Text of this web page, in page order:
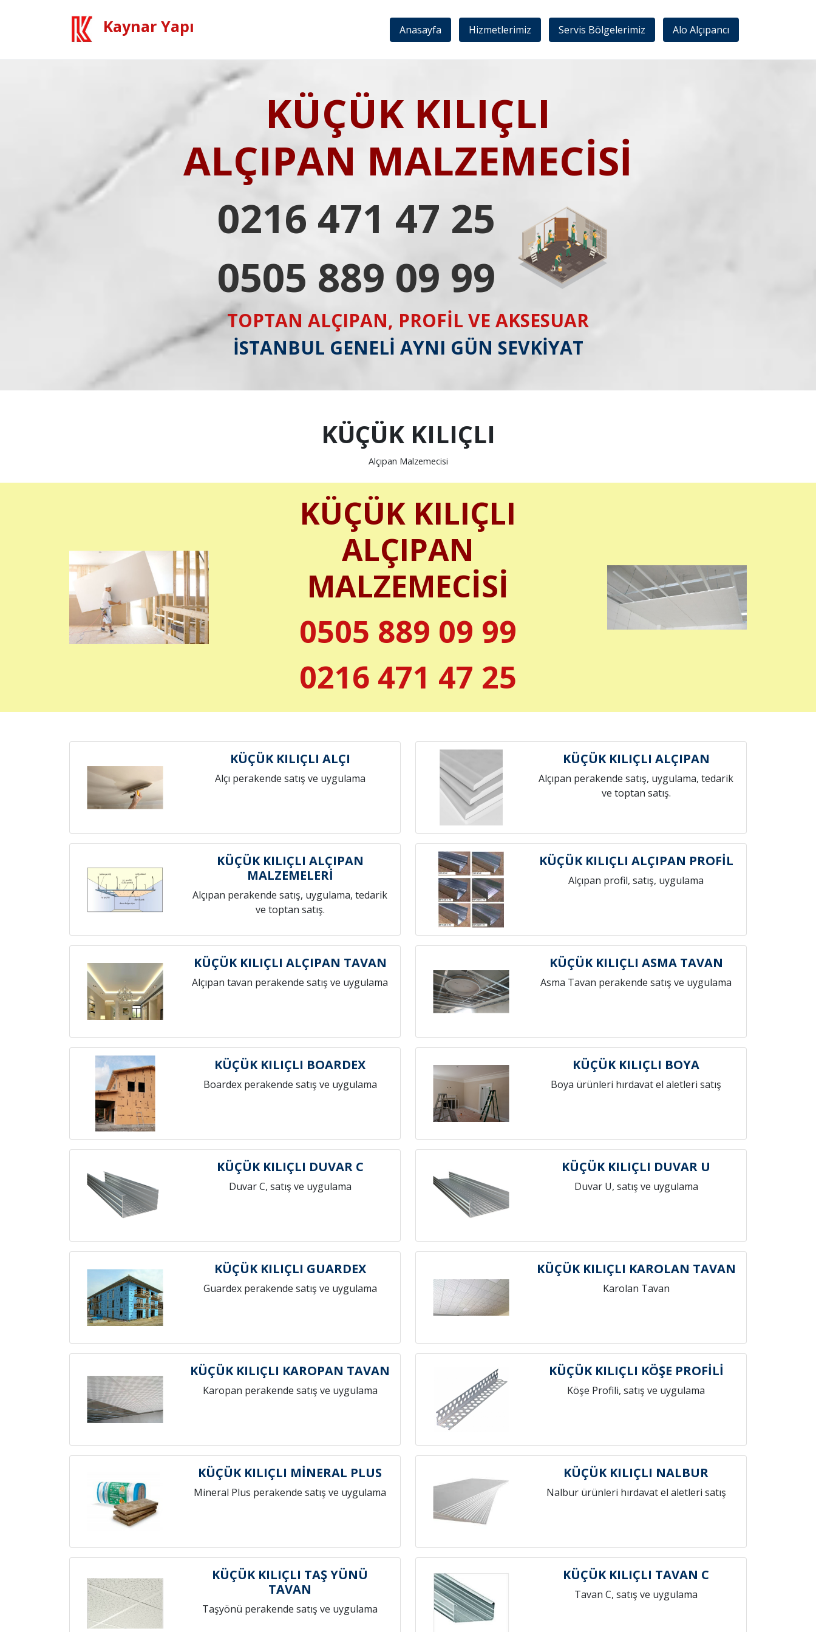
Kaynar Yapı Anasayfa Hizmetlerimiz Servis Bölgelerimiz Alo Alçıpancı
KÜÇÜK KILIÇLI
ALÇIPAN MALZEMECİSİ
0216 471 47 25
0505 889 09 99
TOPTAN ALÇIPAN, PROFİL VE AKSESUAR
İSTANBUL GENELİ AYNI GÜN SEVKİYAT
KÜÇÜK KILIÇLI
Alçıpan Malzemecisi
KÜÇÜK KILIÇLI
ALÇIPAN
MALZEMECİSİ
0505 889 09 99
0216 471 47 25
KÜÇÜK KILIÇLI ALÇI
Alçı perakende satış ve uygulama
KÜÇÜK KILIÇLI ALÇIPAN
Alçıpan perakende satış, uygulama, tedarik
ve toptan satış.
KÜÇÜK KILIÇLI ALÇIPAN
MALZEMELERİ
Alçıpan perakende satış, uygulama, tedarik
ve toptan satış.
KÜÇÜK KILIÇLI ALÇIPAN PROFİL
Alçıpan profil, satış, uygulama
KÜÇÜK KILIÇLI ALÇIPAN TAVAN
Alçıpan tavan perakende satış ve uygulama
KÜÇÜK KILIÇLI ASMA TAVAN
Asma Tavan perakende satış ve uygulama
KÜÇÜK KILIÇLI BOARDEX
Boardex perakende satış ve uygulama
KÜÇÜK KILIÇLI BOYA
Boya ürünleri hırdavat el aletleri satış
KÜÇÜK KILIÇLI DUVAR C
Duvar C, satış ve uygulama
KÜÇÜK KILIÇLI DUVAR U
Duvar U, satış ve uygulama
KÜÇÜK KILIÇLI GUARDEX
Guardex perakende satış ve uygulama
KÜÇÜK KILIÇLI KAROLAN TAVAN
Karolan Tavan
KÜÇÜK KILIÇLI KAROPAN TAVAN
Karopan perakende satış ve uygulama
KÜÇÜK KILIÇLI KÖŞE PROFİLİ
Köşe Profili, satış ve uygulama
KÜÇÜK KILIÇLI MİNERAL PLUS
Mineral Plus perakende satış ve uygulama
KÜÇÜK KILIÇLI NALBUR
Nalbur ürünleri hırdavat el aletleri satış
KÜÇÜK KILIÇLI TAŞ YÜNÜ
TAVAN
Taşyönü perakende satış ve uygulama
KÜÇÜK KILIÇLI TAVAN C
Tavan C, satış ve uygulama